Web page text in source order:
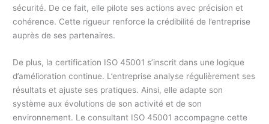
sécurité. De ce fait, elle pilote ses actions avec précision et
cohérence. Cette rigueur renforce la crédibilité de l’entreprise
auprès de ses partenaires.
De plus, la certification ISO 45001 s’inscrit dans une logique
d’amélioration continue. L’entreprise analyse régulièrement ses
résultats et ajuste ses pratiques. Ainsi, elle adapte son
système aux évolutions de son activité et de son
environnement. Le consultant ISO 45001 accompagne cette